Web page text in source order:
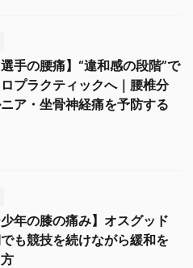
選手の腰痛】“違和感の段階”で
プラクティックへ｜腰椎分
ア・坐骨神経痛を予防する
少年の膝の痛み】オスグッド
も競技を続けながら緩和を